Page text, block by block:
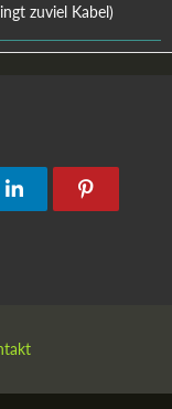
zuviel Kabel)